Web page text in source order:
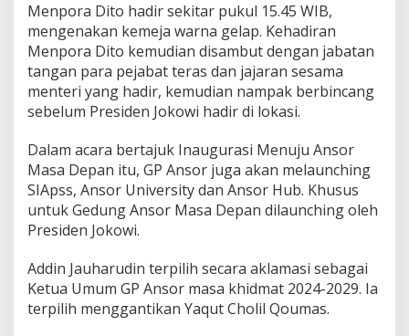
Menpora Dito hadir sekitar pukul 15.45 WIB,
mengenakan kemeja warna gelap. Kehadiran
Menpora Dito kemudian disambut dengan jabatan
tangan para pejabat teras dan jajaran sesama
menteri yang hadir, kemudian nampak berbincang
sebelum Presiden Jokowi hadir di lokasi.
Dalam acara bertajuk Inaugurasi Menuju Ansor
Masa Depan itu, GP Ansor juga akan melaunching
SIApss, Ansor University dan Ansor Hub. Khusus
untuk Gedung Ansor Masa Depan dilaunching oleh
Presiden Jokowi.
Addin Jauharudin terpilih secara aklamasi sebagai
Ketua Umum GP Ansor masa khidmat 2024-2029. Ia
terpilih menggantikan Yaqut Cholil Qoumas.